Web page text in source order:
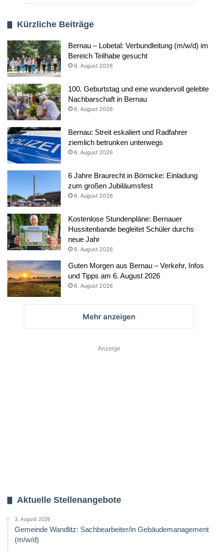
Kürzliche Beiträge
Bernau – Lobetal: Verbundleitung (m/w/d) im
Bereich Teilhabe gesucht
6. August 2026
100. Geburtstag und eine wundervoll gelebte
Nachbarschaft in Bernau
6. August 2026
Bernau: Streit eskaliert und Radfahrer
ziemlich betrunken unterwegs
6. August 2026
6 Jahre Braurecht in Börnicke: Einladung
zum großen Jubiläumsfest
6. August 2026
Kostenlose Stundenpläne: Bernauer
Hussitenbande begleitet Schüler durchs
neue Jahr
6. August 2026
Guten Morgen aus Bernau – Verkehr, Infos
und Tipps am 6. August 2026
6. August 2026
Mehr anzeigen
Anzeige
Aktuelle Stellenangebote
3. August 2026
Gemeinde Wandlitz: Sachbearbeiter/in Gebäudemanagement
(m/w/d)